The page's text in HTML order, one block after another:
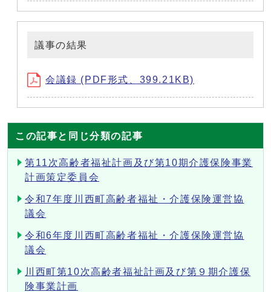
議事の結果
会議録 (PDF形式、399.21KB)
この記事と同じ分類の記事
第11次高齢者福祉計画及び第10期介護保険事業
計画策定委員会
令和7年度川西町高齢者福祉・介護保険運営協
議会
令和6年度川西町高齢者福祉・介護保険運営協
議会
川西町第10次高齢者福祉計画及び第９期介護保
険事業計画